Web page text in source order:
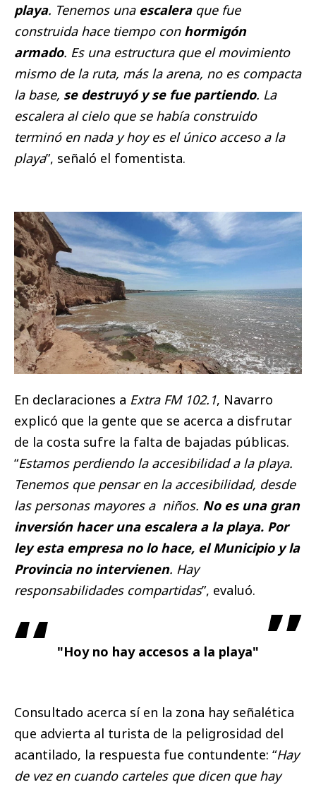
playa. Tenemos una escalera que fue
construida hace tiempo con hormigón
armado. Es una estructura que el movimiento
mismo de la ruta, más la arena, no es compacta
la base, se destruyó y se fue partiendo. La
escalera al cielo que se había construido
terminó en nada y hoy es el único acceso a la
playa”, señaló el fomentista.
En declaraciones a Extra FM 102.1, Navarro
explicó que la gente que se acerca a disfrutar
de la costa sufre la falta de bajadas públicas.
“Estamos perdiendo la accesibilidad a la playa.
Tenemos que pensar en la accesibilidad, desde
las personas mayores a niños. No es una gran
inversión hacer una escalera a la playa. Por
ley esta empresa no lo hace, el Municipio y la
Provincia no intervienen. Hay
responsabilidades compartidas”, evaluó.
"Hoy no hay accesos a la playa"
Consultado acerca sí en la zona hay señalética
que advierta al turista de la peligrosidad del
acantilado, la respuesta fue contundente: “Hay
de vez en cuando carteles que dicen que hay